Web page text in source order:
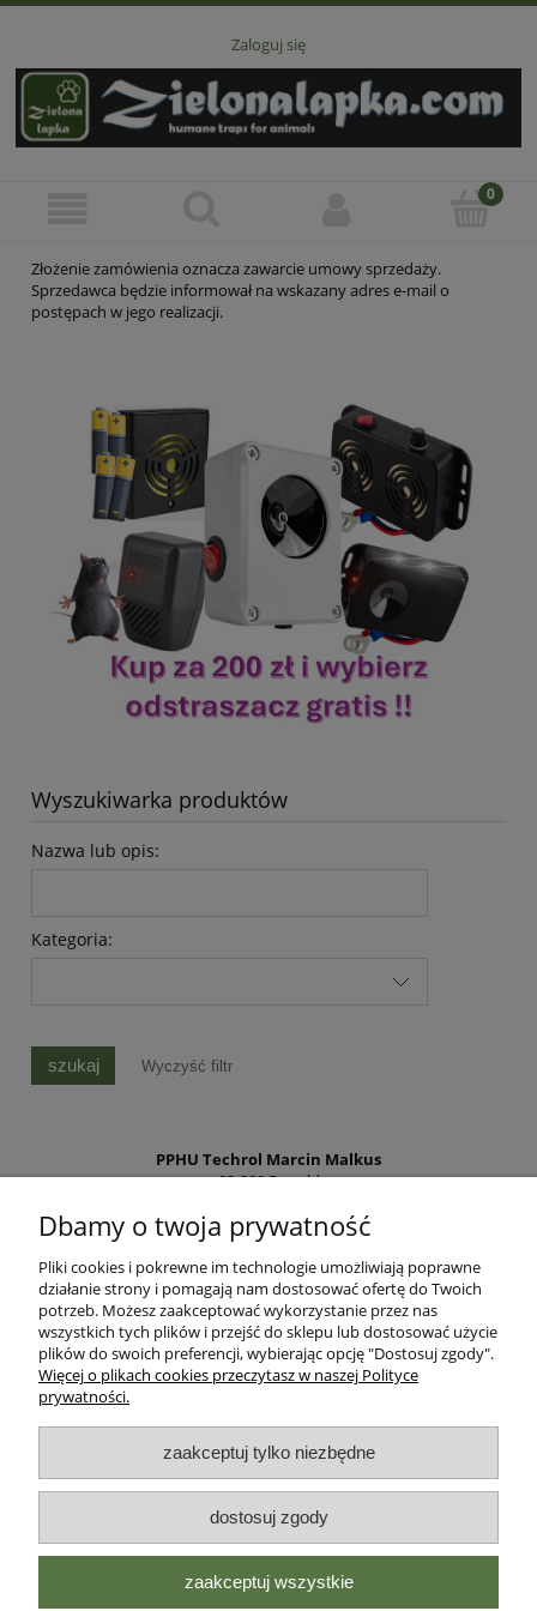
Zaloguj się
Złożenie zamówienia oznacza zawarcie umowy sprzedaży.
Sprzedawca będzie informował na wskazany adres e-mail o
postępach w jego realizacji.
Wyszukiwarka produktów
Nazwa lub opis:
Kategoria:
szukaj Wyczyść filtr
PPHU Techrol Marcin Malkus
83-200 Rywałd
NIP PL5921615578
Regon 192648960
Tel:881 252 525
info@zielonalapka.pl
Regulaminy
Płatności i dostawa
Zielonałapka
Dbamy o twoja prywatność
Pliki cookies i pokrewne im technologie umożliwiają poprawne
działanie strony i pomagają nam dostosować ofertę do Twoich
potrzeb. Możesz zaakceptować wykorzystanie przez nas
wszystkich tych plików i przejść do sklepu lub dostosować użycie
plików do swoich preferencji, wybierając opcję "Dostosuj zgody".
Więcej o plikach cookies przeczytasz w naszej Polityce
prywatności.
zaakceptuj tylko niezbędne
dostosuj zgody
zaakceptuj wszystkie